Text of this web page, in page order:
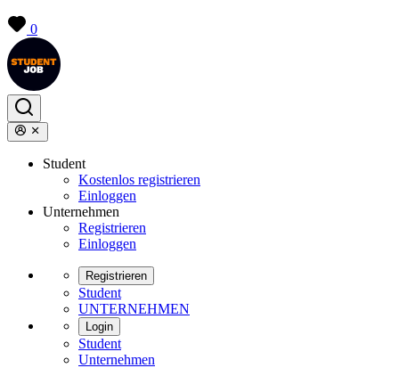
0
Student
Kostenlos registrieren
Einloggen
Unternehmen
Registrieren
Einloggen
Registrieren
Student
UNTERNEHMEN
Login
Student
Unternehmen